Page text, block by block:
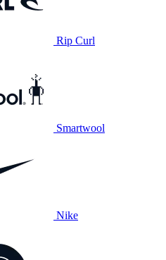
Rip Curl
Smartwool
Nike